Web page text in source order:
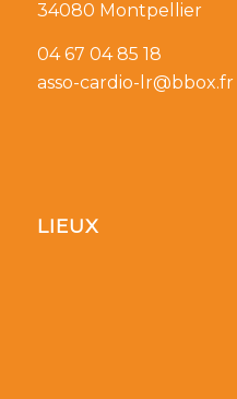
34080 Montpellier
04 67 04 85 18
asso-cardio-lr@bbox.fr
LIEUX